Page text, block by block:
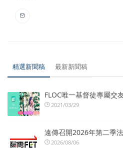
精選新聞稿 最新新聞稿
FLOC唯一基督徒專屬交
2021/03/29
遠傳召開2026年第二季
2026/08/06